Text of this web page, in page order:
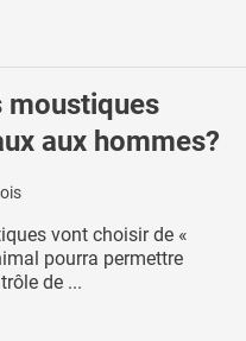
moustiques
aux hommes?
vont choisir de «
pourra permettre
de ...